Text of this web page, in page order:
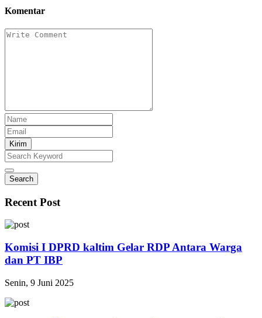
Komentar
Kirim
Search
Recent Post
Komisi I DPRD kaltim Gelar RDP Antara Warga
dan PT IBP
Senin, 9 Juni 2025